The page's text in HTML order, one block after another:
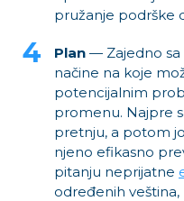
pružanje podrške
Plan — Zajedno
načine na koje
potencijalnim
promenu. Najpre
pretnju, a potom
njeno efikasno
pitanju neprijatne
određenih